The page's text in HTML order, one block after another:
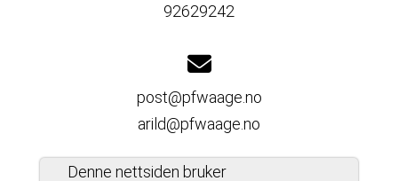
92629242
post@pfwaage.no
arild@pfwaage.no
Denne nettsiden bruker